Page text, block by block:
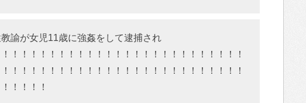
諭が女児11歳に強姦をして逮捕され
！！！！！！！！！！！！！！！！！！！！！！！！！
！！！！！！！！！！！！！！！！！！！！！！！！！！
！！！！